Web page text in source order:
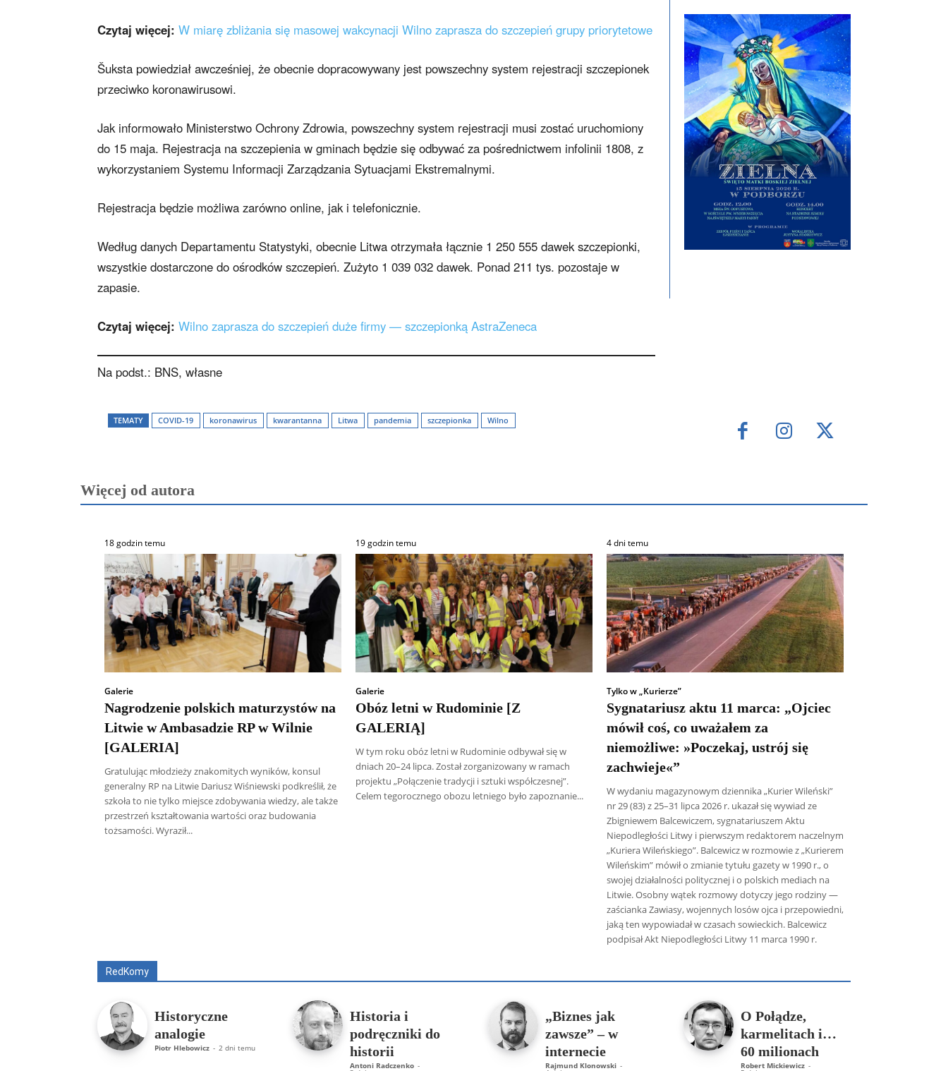
Czytaj więcej: W miarę zbliżania się masowej wakcynacji Wilno zaprasza do szczepień grupy priorytetowe
Šuksta powiedział awcześniej, że obecnie dopracowywany jest powszechny system rejestracji szczepionek
przeciwko koronawirusowi.
Jak informowało Ministerstwo Ochrony Zdrowia, powszechny system rejestracji musi zostać uruchomiony
do 15 maja. Rejestracja na szczepienia w gminach będzie się odbywać za pośrednictwem infolinii 1808, z
wykorzystaniem Systemu Informacji Zarządzania Sytuacjami Ekstremalnymi.
Rejestracja będzie możliwa zarówno online, jak i telefonicznie.
Według danych Departamentu Statystyki, obecnie Litwa otrzymała łącznie 1 250 555 dawek szczepionki,
wszystkie dostarczone do ośrodków szczepień. Zużyto 1 039 032 dawek. Ponad 211 tys. pozostaje w
zapasie.
Czytaj więcej: Wilno zaprasza do szczepień duże firmy — szczepionką AstraZeneca
Na podst.: BNS, własne
TEMATY COVID-19 koronawirus kwarantanna Litwa pandemia szczepionka Wilno
Więcej od autora
18 godzin temu
Galerie
Nagrodzenie polskich maturzystów na
Litwie w Ambasadzie RP w Wilnie
[GALERIA]
Gratulując młodzieży znakomitych wyników, konsul
generalny RP na Litwie Dariusz Wiśniewski podkreślił, że
szkoła to nie tylko miejsce zdobywania wiedzy, ale także
przestrzeń kształtowania wartości oraz budowania
tożsamości. Wyraził...
19 godzin temu
Galerie
Obóz letni w Rudominie [Z
GALERIĄ]
W tym roku obóz letni w Rudominie odbywał się w
dniach 20–24 lipca. Został zorganizowany w ramach
projektu „Połączenie tradycji i sztuki współczesnej”.
Celem tegorocznego obozu letniego było zapoznanie...
4 dni temu
Tylko w „Kurierze”
Sygnatariusz aktu 11 marca: „Ojciec
mówił coś, co uważałem za
niemożliwe: »Poczekaj, ustrój się
zachwieje«”
W wydaniu magazynowym dziennika „Kurier Wileński”
nr 29 (83) z 25–31 lipca 2026 r. ukazał się wywiad ze
Zbigniewem Balcewiczem, sygnatariuszem Aktu
Niepodległości Litwy i pierwszym redaktorem naczelnym
„Kuriera Wileńskiego”. Balcewicz w rozmowie z „Kurierem
Wileńskim” mówił o zmianie tytułu gazety w 1990 r., o
swojej działalności politycznej i o polskich mediach na
Litwie. Osobny wątek rozmowy dotyczy jego rodziny —
zaścianka Zawiasy, wojennych losów ojca i przepowiedni,
jaką ten wypowiadał w czasach sowieckich. Balcewicz
podpisał Akt Niepodległości Litwy 11 marca 1990 r.
RedKomy
ks. Jarosław Wąsowicz SDB Piotr Hlebowicz
Rajmund Klonowski
Historyczne
analogie
Piotr Hlebowicz - 2 dni temu
Historia i
podręczniki do
historii
Antoni Radczenko -
„Biznes jak
zawsze” – w
internecie
Rajmund Klonowski -
O Połądze,
karmelitach i…
60 milionach
Robert Mickiewicz -